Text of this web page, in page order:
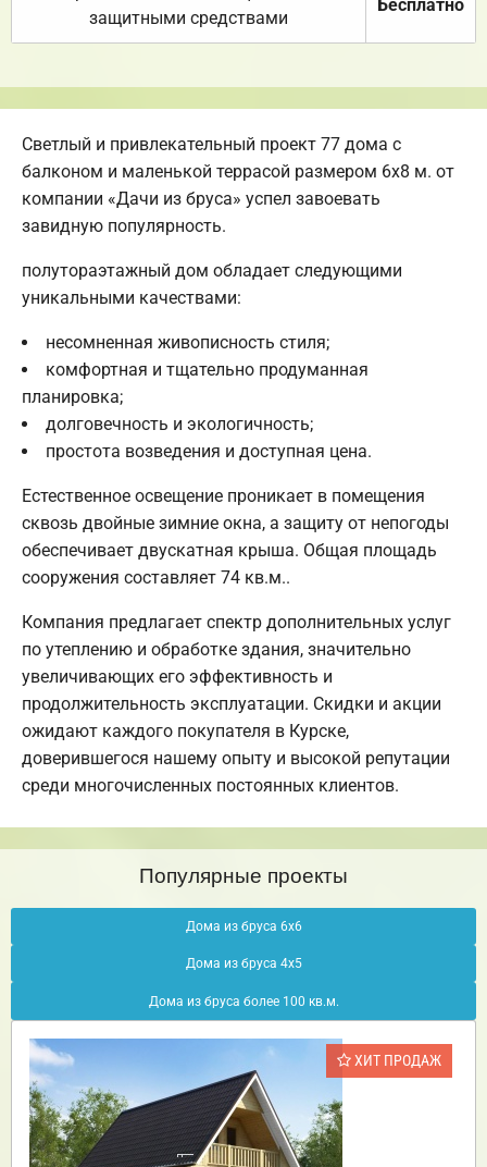
защитными средствами
Бесплатно
Светлый и привлекательный проект 77 дома с
балконом и маленькой террасой размером 6х8 м. от
компании «Дачи из бруса» успел завоевать
завидную популярность.
полутораэтажный дом обладает следующими
уникальными качествами:
несомненная живописность стиля;
комфортная и тщательно продуманная
планировка;
долговечность и экологичность;
простота возведения и доступная цена.
Естественное освещение проникает в помещения
сквозь двойные зимние окна, а защиту от непогоды
обеспечивает двускатная крыша. Общая площадь
сооружения составляет 74 кв.м..
Компания предлагает спектр дополнительных услуг
по утеплению и обработке здания, значительно
увеличивающих его эффективность и
продолжительность эксплуатации. Скидки и акции
ожидают каждого покупателя в Курске,
доверившегося нашему опыту и высокой репутации
среди многочисленных постоянных клиентов.
Популярные проекты
Дома из бруса 6х6
Дома из бруса 4х5
Дома из бруса более 100 кв.м.
ХИТ ПРОДАЖ